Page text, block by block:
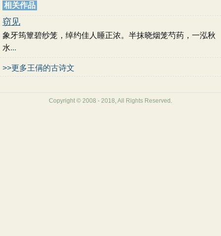
相关作品
窃见
象牙筠簟碧纱笼，绰约佳人睡正浓。半抹晓烟笼芍药，一泓秋
水...
>>更多王偁的古诗文
Copyright © 2008 - 2018, All Rights Reserved.